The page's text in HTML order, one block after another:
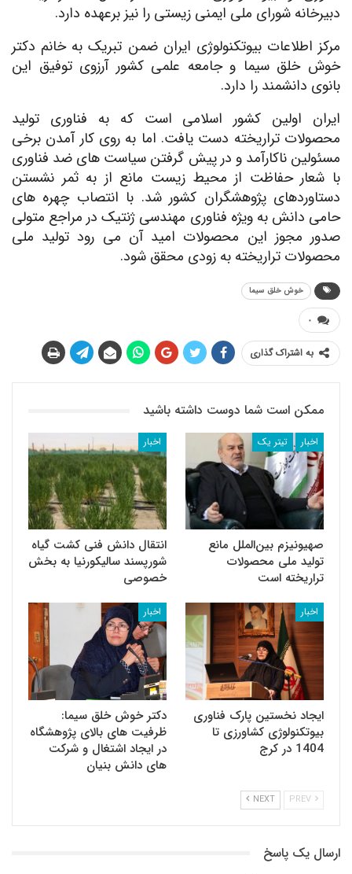
دبیرخانه شورای ملی ایمنی زیستی را نیز برعهده دارد.
مرکز اطلاعات بیوتکنولوژی ایران ضمن تبریک به خانم دکتر
خوش خلق سیما و جامعه علمی کشور آرزوی توفیق این
بانوی دانشمند را دارد.
ایران اولین کشور اسلامی است که به فناوری تولید
محصولات تراریخته دست یافت. اما به روی کار آمدن برخی
مسئولین ناکارآمد و در پیش گرفتن سیاست های ضد فناوری
با شعار حفاظت از محیط زیست مانع از به ثمر نشستن
دستاوردهای پژوهشگران کشور شد. با انتصاب چهره های
حامی دانش به ویژه فناوری مهندسی ژنتیک در مراجع متولی
صدور مجوز این محصولات امید آن می رود تولید ملی
محصولات تراریخته به زودی محقق شود.
خوش خلق سیما
۰
به اشتراک گذاری
ممکن است شما دوست داشته باشید
اخبار تیتر یک
صهیونیزم بین‌الملل مانع
تولید ملی محصولات
تراریخته است
اخبار
انتقال دانش فنی کشت گیاه
شورپسند سالیکورنیا به بخش
خصوصی
اخبار
ایجاد نخستین پارک فناوری
بیوتکنولوژی کشاورزی تا
1404 در کرج
اخبار
دکتر خوش خلق سیما:
ظرفیت های بالای پژوهشگاه
در ایجاد اشتغال و شرکت
های دانش بنیان
NEXT
ارسال یک پاسخ